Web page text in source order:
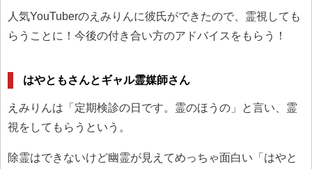
人気YouTuberのえみりんに彼氏ができたので、霊視しても
らうことに！今後の付き合い方のアドバイスをもらう！
はやともさんとギャル霊媒師さん
えみりんは「定期検診の日です。霊のほうの」と言い、霊
視をしてもらうという。
除霊はできないけど幽霊が見えてめっちゃ面白い「はやと